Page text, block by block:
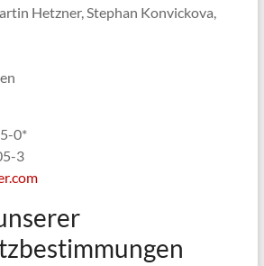
Hetzner, Stephan Konvickova,
0*
3